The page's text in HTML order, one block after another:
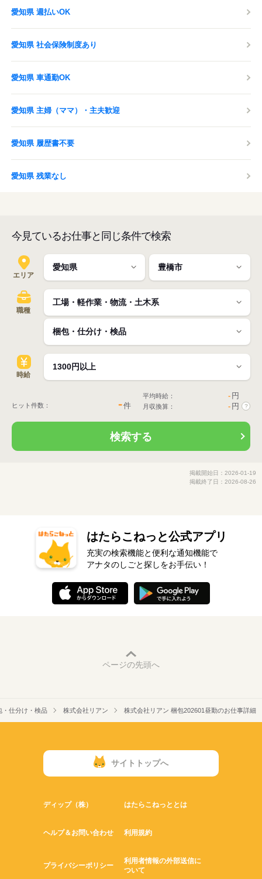
愛知県 週払いOK
愛知県 社会保険制度あり
愛知県 車通勤OK
愛知県 主婦（ママ）・主夫歓迎
愛知県 履歴書不要
愛知県 残業なし
今見ているお仕事と同じ条件で検索
エリア
職種
時給
ヒット件数： -件
平均時給： - 円
月収換算： - 円 ?
検索する
掲載開始日：2026-01-19
掲載終了日：2026-08-26
はたらこねっと公式アプリ
充実の検索機能と便利な通知機能で
アナタのしごと探しをお手伝い！
ページの先頭へ
・仕分け・検品 株式会社リアン 株式会社リアン 梱包202601昼勤のお仕事詳細
サイトトップへ
ディップ（株） はたらこねっととは
ヘルプ＆お問い合わせ 利用規約
プライバシーポリシー
利用者情報の外部送信に
ついて